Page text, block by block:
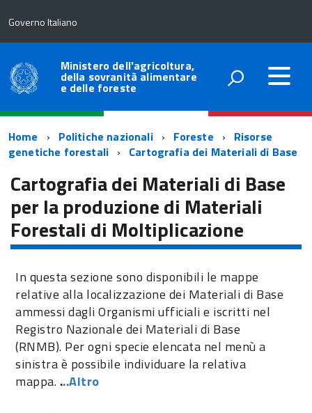
Governo Italiano
Ministero dell'agricoltura,
della sovranità alimentare
e delle foreste
Percorso
di
navigazione
Home Politiche nazionali Foreste
Risorse
genetiche forestali
Cartografia dei Materiali di Base
Cartografia dei Materiali di Base
per la produzione di Materiali
Forestali di Moltiplicazione
In questa sezione sono disponibili le mappe
relative alla localizzazione dei Materiali di Base
ammessi dagli Organismi ufficiali e iscritti nel
Registro Nazionale dei Materiali di Base
(RNMB). Per ogni specie elencata nel menù a
sinistra è possibile individuare la relativa
mappa. ...Altro